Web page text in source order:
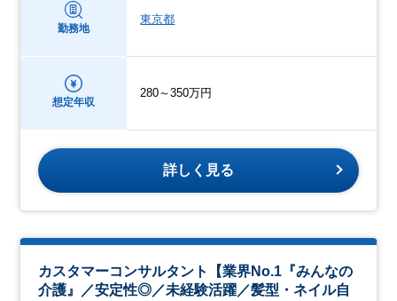
勤務地
東京都
想定年収
280～350万円
詳しく見る
カスタマーコンサルタント【業界No.1『みんなの
介護』／安定性◎／未経験活躍／髪型・ネイル自